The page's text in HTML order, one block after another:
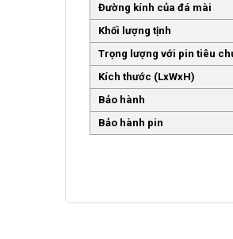
Đường kính của đá mài
Khối lượng tịnh
Trọng lượng với pin tiêu
Kích thước (LxWxH)
Bảo hành
Bảo hành pin